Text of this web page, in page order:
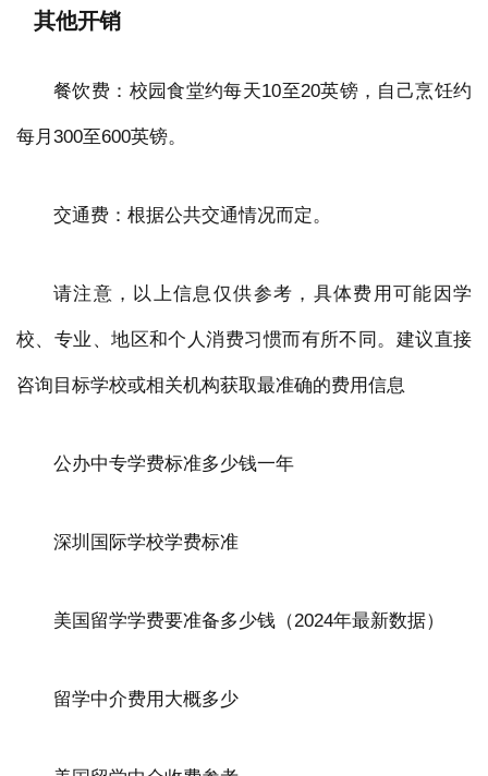
其他开销
餐饮费：校园食堂约每天10至20英镑，自己烹饪约
每月300至600英镑。
交通费：根据公共交通情况而定。
请注意，以上信息仅供参考，具体费用可能因学
校、专业、地区和个人消费习惯而有所不同。建议直接
咨询目标学校或相关机构获取最准确的费用信息
公办中专学费标准多少钱一年
深圳国际学校学费标准
美国留学学费要准备多少钱（2024年最新数据）
留学中介费用大概多少